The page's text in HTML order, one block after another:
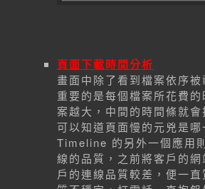
頁面下載時間分析
畫面中除了看到檔案依序
重要的是每個檔案所花費
案越大，中間的時間條就
可以知道頁面慢的元兇是
Timeline 的另外一個應用
線的品質，之前將客戶的
戶的連線品質較差，便一